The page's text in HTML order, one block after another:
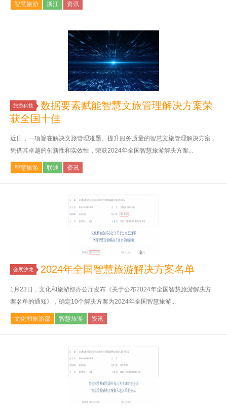
智慧旅游 浙江 资讯
旅游科技
数据要素赋能智慧文旅管理解决方案荣
获全国十佳
近日，一项旨在解决文旅管理难题、提升服务质量的智慧文旅管理解决方案，
凭借其卓越的创新性和实效性，荣获2024年全国智慧旅游解决方案...
智慧旅游 联通 资讯
会展沙龙 2024年全国智慧旅游解决方案名单
1月23日，文化和旅游部办公厅发布《关于公布2024年全国智慧旅游解决方
案名单的通知》，确定10个解决方案为2024年全国智慧旅游...
文化和旅游部 智慧旅游 资讯